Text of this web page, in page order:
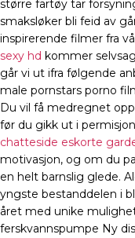
større fartøy tar
smaksløker bli feid av
inspirerende filmer fra
sexy hd kommer
går vi ut ifra følgende
male pornstars porno
Du vil få medregnet
før du gikk ut i
chatteside eskorte
motivasjon, og om du
en helt barnslig glede.
yngste bestanddelen i
året med unike
ferskvannspumpe Ny